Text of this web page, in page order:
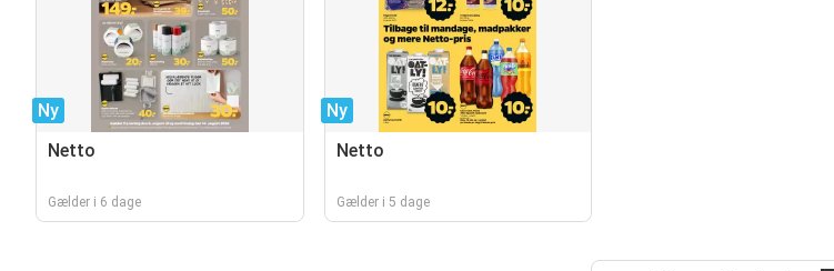
Ny
Netto
Gælder i 6 dage
Ny
Netto
Gælder i 5 dage